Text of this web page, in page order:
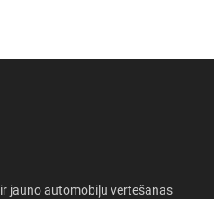
ir jauno automobiļu vērtēšanas